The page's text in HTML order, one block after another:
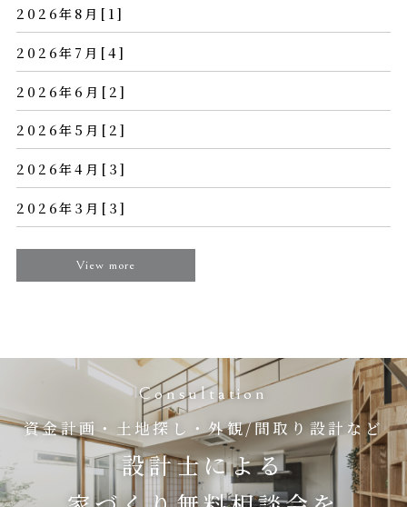
2026年8月[1]
2026年7月[4]
2026年6月[2]
2026年5月[2]
2026年4月[3]
2026年3月[3]
View more
Consultation
資金計画・土地探し・外観/間取り設計など
設計士による